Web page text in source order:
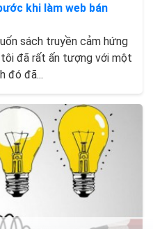
khi làm web bán
sách truyền cảm hứng
tôi đã rất ấn tượng với một
đó đã...